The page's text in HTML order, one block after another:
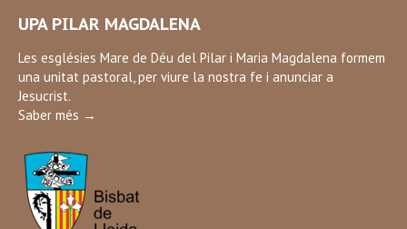
opens
in
new
window
UPA PILAR MAGDALENA
Les esglésies Mare de Déu del Pilar i Maria Magdalena formem
una unitat pastoral, per viure la nostra fe i anunciar a
Jesucrist.
Saber més →